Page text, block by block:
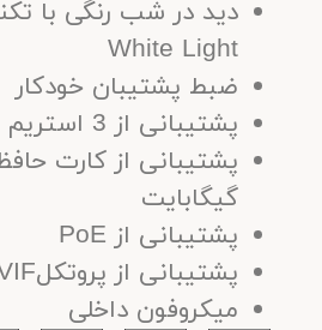
White Light
ضبط پشتیبان خودکار
پشتیبانی از 3 استریم تصویری
گیگابایت
پشتیبانی از PoE
پشتیبانى از پروتکلONVIF
میکروفون داخلی